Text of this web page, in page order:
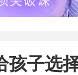
孩子选